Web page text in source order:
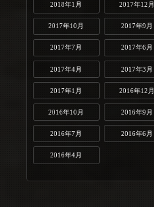
2018年1月 2017年12月
2017年10月 2017年9月
2017年7月 2017年6月
2017年4月 2017年3月
2017年1月 2016年12月
2016年10月 2016年9月
2016年7月 2016年6月
2016年4月